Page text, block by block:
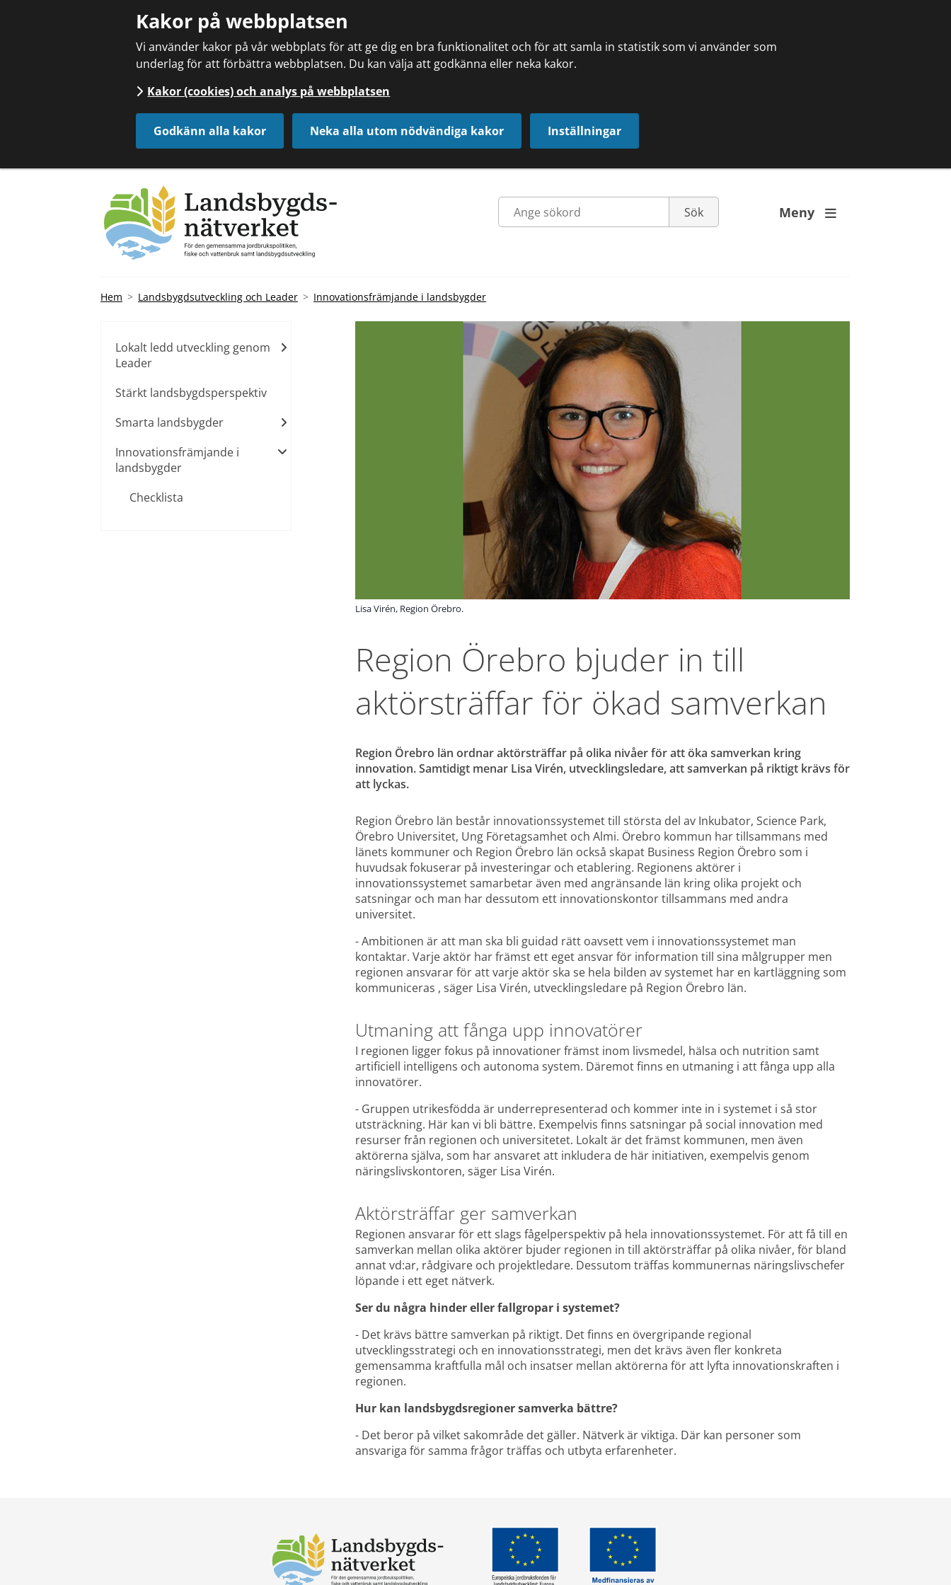
Kakor på webbplatsen
Vi använder kakor på vår webbplats för att ge dig en bra funktionalitet och för att samla in statistik som vi använder som
underlag för att förbättra webbplatsen. Du kan välja att godkänna eller neka kakor.
Kakor (cookies) och analys på webbplatsen
Godkänn alla kakor Neka alla utom nödvändiga kakor Inställningar
Meny 
Hem Landsbygdsutveckling och Leader Innovationsfrämjande i landsbygder
Lisa Virén, Region Örebro.
Region Örebro bjuder in till
aktörsträffar för ökad samverkan
Region Örebro län ordnar aktörsträffar på olika nivåer för att öka samverkan kring
innovation. Samtidigt menar Lisa Virén, utvecklingsledare, att samverkan på riktigt krävs för
att lyckas.
Region Örebro län består innovationssystemet till största del av Inkubator, Science Park,
Örebro Universitet, Ung Företagsamhet och Almi. Örebro kommun har tillsammans med
länets kommuner och Region Örebro län också skapat Business Region Örebro som i
huvudsak fokuserar på investeringar och etablering. Regionens aktörer i
innovationssystemet samarbetar även med angränsande län kring olika projekt och
satsningar och man har dessutom ett innovationskontor tillsammans med andra
universitet.
- Ambitionen är att man ska bli guidad rätt oavsett vem i innovationssystemet man
kontaktar. Varje aktör har främst ett eget ansvar för information till sina målgrupper men
regionen ansvarar för att varje aktör ska se hela bilden av systemet har en kartläggning som
kommuniceras , säger Lisa Virén, utvecklingsledare på Region Örebro län.
Utmaning att fånga upp innovatörer
I regionen ligger fokus på innovationer främst inom livsmedel, hälsa och nutrition samt
artificiell intelligens och autonoma system. Däremot finns en utmaning i att fånga upp alla
innovatörer.
- Gruppen utrikesfödda är underrepresenterad och kommer inte in i systemet i så stor
utsträckning. Här kan vi bli bättre. Exempelvis finns satsningar på social innovation med
resurser från regionen och universitetet. Lokalt är det främst kommunen, men även
aktörerna själva, som har ansvaret att inkludera de här initiativen, exempelvis genom
näringslivskontoren, säger Lisa Virén.
Aktörsträffar ger samverkan
Regionen ansvarar för ett slags fågelperspektiv på hela innovationssystemet. För att få till en
samverkan mellan olika aktörer bjuder regionen in till aktörsträffar på olika nivåer, för bland
annat vd:ar, rådgivare och projektledare. Dessutom träffas kommunernas näringslivschefer
löpande i ett eget nätverk.
Ser du några hinder eller fallgropar i systemet?
- Det krävs bättre samverkan på riktigt. Det finns en övergripande regional
utvecklingsstrategi och en innovationsstrategi, men det krävs även fler konkreta
gemensamma kraftfulla mål och insatser mellan aktörerna för att lyfta innovationskraften i
regionen.
Hur kan landsbygdsregioner samverka bättre?
- Det beror på vilket sakområde det gäller. Nätverk är viktiga. Där kan personer som
ansvariga för samma frågor träffas och utbyta erfarenheter.
Lokalt ledd utveckling genom
Leader
Stärkt landsbygdsperspektiv
Smarta landsbygder
Innovationsfrämjande i
landsbygder
Checklista